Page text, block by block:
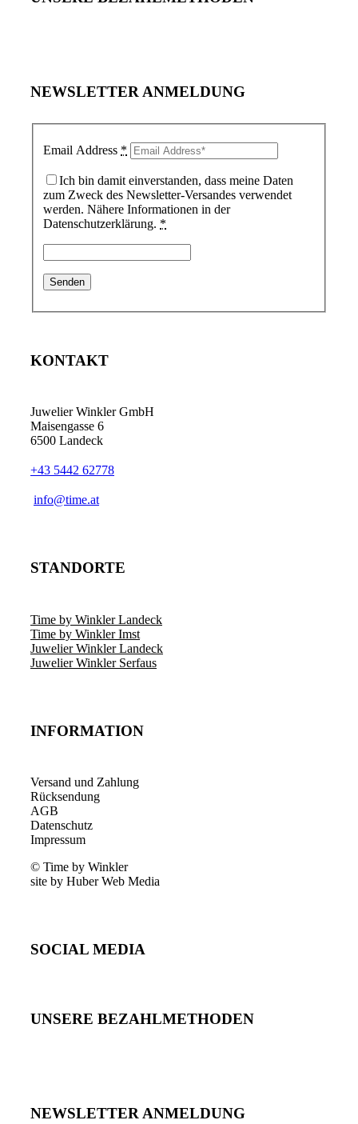
NEWSLETTER ANMELDUNG
Email Address *
Ich bin damit einverstanden, dass meine Daten
zum Zweck des Newsletter-Versandes verwendet
werden. Nähere Informationen in der
Datenschutzerklärung. *
KONTAKT
Juwelier Winkler GmbH
Maisengasse 6
6500 Landeck
+43 5442 62778
info@time.at
STANDORTE
Time by Winkler Landeck
Time by Winkler Imst
Juwelier Winkler Landeck
Juwelier Winkler Serfaus
INFORMATION
Versand und Zahlung
Rücksendung
AGB
Datenschutz
Impressum
© Time by Winkler
site by Huber Web Media
SOCIAL MEDIA
UNSERE BEZAHLMETHODEN
NEWSLETTER ANMELDUNG